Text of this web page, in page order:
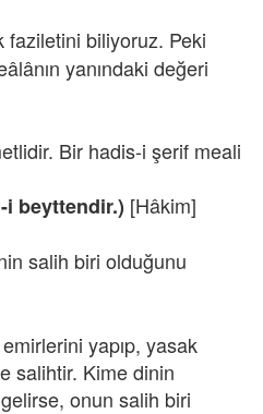
faziletini biliyoruz. Peki
yanındaki değeri
Bir hadis-i şerif meali
i beyttendir.) [Hâkim]
salih biri olduğunu
yapıp, yasak
salihtir. Kime dinin
onun salih biri